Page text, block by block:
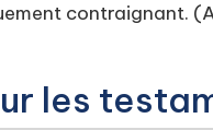
contraignant.
les